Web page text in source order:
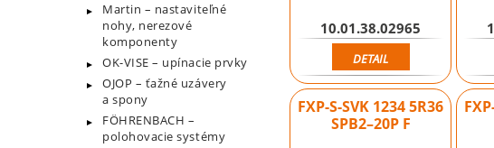
Martin – nastaviteľné
nohy, nerezové
komponenty
OK-VISE – upínacie prvky
OJOP – ťažné uzávery
a spony
FÖHRENBACH –
polohovacie systémy
10.01.38.02965
DETAIL
FXP-S-SVK 1234 5R36
SPB2–20P F